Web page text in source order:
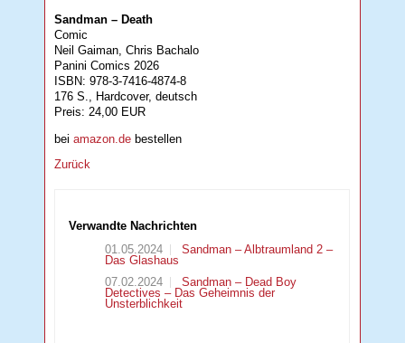
Sandman – Death
Comic
Neil Gaiman, Chris Bachalo
Panini Comics 2026
ISBN: 978-3-7416-4874-8
176 S., Hardcover, deutsch
Preis: 24,00 EUR
beiamazon.de bestellen
Zurück
Verwandte Nachrichten
01.05.2024
Sandman – Albtraumland 2 –
Das Glashaus
07.02.2024
Sandman – Dead Boy
Detectives – Das Geheimnis der
Unsterblichkeit